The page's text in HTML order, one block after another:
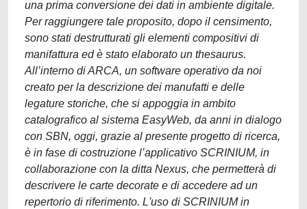
una prima conversione dei dati in ambiente digitale.
Per raggiungere tale proposito, dopo il censimento,
sono stati destrutturati gli elementi compositivi di
manifattura ed è stato elaborato un thesaurus.
All’interno di ARCA, un software operativo da noi
creato per la descrizione dei manufatti e delle
legature storiche, che si appoggia in ambito
catalografico al sistema EasyWeb, da anni in dialogo
con SBN, oggi, grazie al presente progetto di ricerca,
è in fase di costruzione l’applicativo SCRINIUM, in
collaborazione con la ditta Nexus, che permetterà di
descrivere le carte decorate e di accedere ad un
repertorio di riferimento. L'uso di SCRINIUM in